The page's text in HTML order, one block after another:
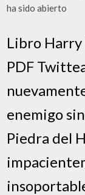
ha sido abierto
Libro Harry
PDF
enemigo
Piedra del